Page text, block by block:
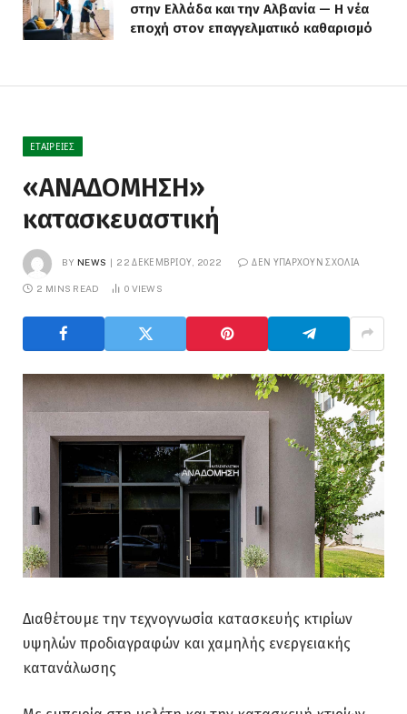
στην Ελλάδα και την Αλβανία — Η νέα
εποχή στον επαγγελματικό καθαρισμό
ΕΤΑΙΡΕΊΕΣ
«ΑΝΑΔΟΜΗΣΗ»
κατασκευαστική
BY NEWS 22 ΔΕΚΕΜΒΡΊΟΥ, 2022 ΔΕΝ ΥΠΆΡΧΟΥΝ ΣΧΌΛΙΑ
2 MINS READ 0 VIEWS
Διαθέτουμε την τεχνογνωσία κατασκευής κτιρίων
υψηλών προδιαγραφών και χαμηλής ενεργειακής
κατανάλωσης